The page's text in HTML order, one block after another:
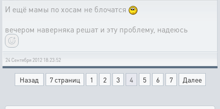
И ещё мамы по хосам не блочатся
вечером наверняка решат и эту проблему, надеюсь
24 Сентября 2012 18:23:52
Назад 7 страниц 1 2 3 4 5 6 7 Далее